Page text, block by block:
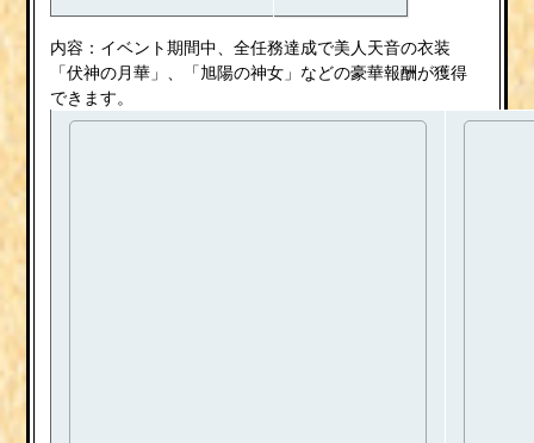
内容：イベント期間中、全任務達成で美人天音の衣装
「伏神の月華」、「旭陽の神女」などの豪華報酬が獲得
できます。